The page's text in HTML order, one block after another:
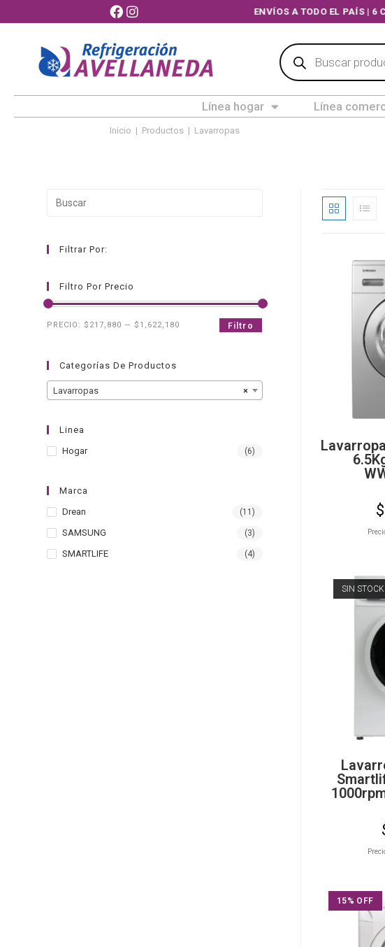
ENVÍOS A TODO EL
Línea hogar Línea
Inicio | Productos | Lavarropas
Filtrar Por:
Filtro Por Precio
Filtro
PRECIO:$217,880 —$1,622,180
Categorías De Productos
×
Lavarropas
Linea
Hogar
(6)
Marca
Drean
(11)
SAMSUNG (3)
SMARTLIFE (4)
$
SIN STOCK
15% OFF